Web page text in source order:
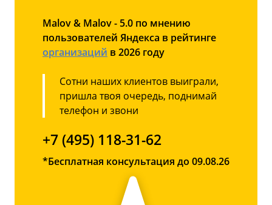
Malov & Malov - 5.0 по мнению
пользователей Яндекса в рейтинге
организаций в 2026 году
Сотни наших клиентов выиграли,
пришла твоя очередь, поднимай
телефон и звони
+7 (495) 118-31-62
*Бесплатная консультация до 09.08.26